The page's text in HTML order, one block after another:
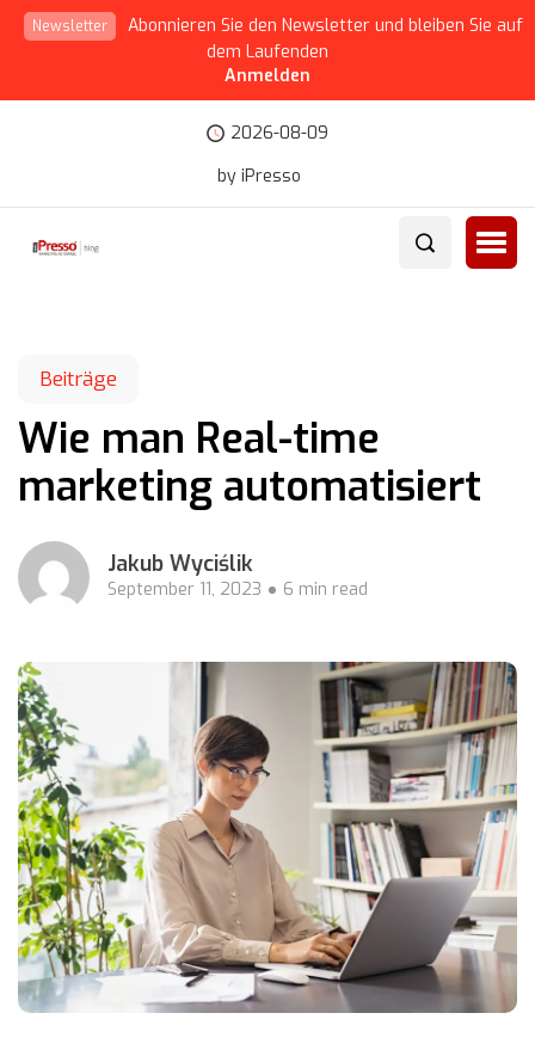
Newsletter
Abonnieren Sie den Newsletter und bleiben Sie auf
dem Laufenden
Anmelden
2026-08-09
by iPresso
Beiträge
Wie man Real-time
marketing automatisiert
Jakub Wyciślik
September 11, 2023 6 min read